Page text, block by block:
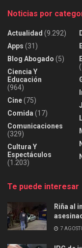
Noticias por
Actualidad (9.292)
Apps (31)
Blog Abogado (5)
Ciencia Y
Educación
(964)
Cine(75)
Comida (17)
Comunicaciones
(329)
Cultura Y
Espectáculos
(1.203)
Te puede interesar
Riña al
7